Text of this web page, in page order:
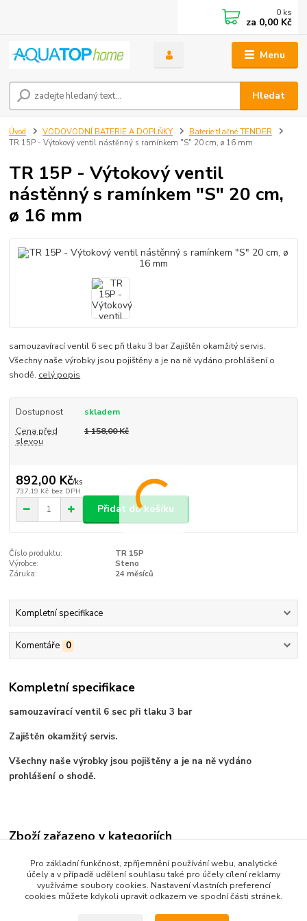
Menu
Hledat
0 ks
za 0,00 Kč
Úvod VODOVODNÍ BATERIE A DOPLŇKY
Baterie tlačné TENDER
TR 15P - Výtokový ventil nástěnný s ramínkem "S" 20 cm, ø 16 mm
TR 15P - Výtokový ventil
nástěnný s ramínkem "S" 20 cm,
ø 16 mm
samouzavírací ventil 6 sec při tlaku 3 bar Zajištěn okamžitý servis.
Všechny naše výrobky jsou pojištěny a je na ně vydáno prohlášení o
shodě. celý popis
Dostupnost
skladem
Cena před
slevou
1 158,00 Kč
892,00 Kč/ks
737,19 Kč bez DPH
Přidat do košíku
Číslo produktu:
TR 15P
Výrobce:
Steno
Záruka:
24 měsíců
Kompletní specifikace
Komentáře 0
Kompletní specifikace
samouzavírací ventil 6 sec při tlaku 3 bar
Zajištěn okamžitý servis.
Všechny naše výrobky jsou pojištěny a je na ně vydáno
prohlášení o shodě.
Zboží zařazeno v kategoriích
VODOVODNÍ BATERIE A DOPLŇKY
Baterie tlačné TENDER
Pro základní funkčnost, zpříjemnění používání webu, analytické
účely a v případě udělení souhlasu také pro účely cílení reklamy
využíváme soubory cookies. Nastavení vlastních preferencí
cookies můžete kdykoli upravit odkazem ve spodní části stránek.